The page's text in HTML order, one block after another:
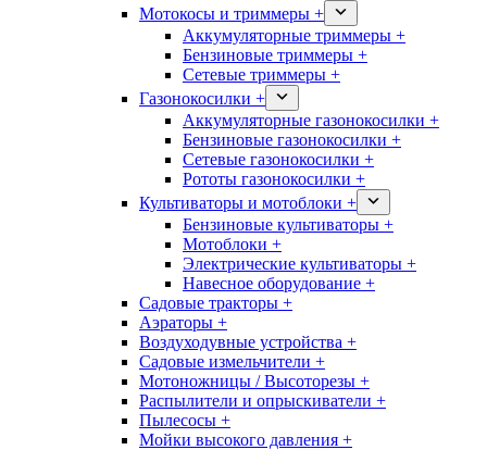
Мотокосы и триммеры +
Аккумуляторные триммеры +
Бензиновые триммеры +
Сетевые триммеры +
Газонокосилки +
Аккумуляторные газонокосилки +
Бензиновые газонокосилки +
Сетевые газонокосилки +
Рототы газонокосилки +
Культиваторы и мотоблоки +
Бензиновые культиваторы +
Мотоблоки +
Электрические культиваторы +
Навесное оборудование +
Садовые тракторы +
Аэраторы +
Воздуходувные устройства +
Садовые измельчители +
Мотоножницы / Высоторезы +
Распылители и опрыскиватели +
Пылесосы +
Мойки высокого давления +